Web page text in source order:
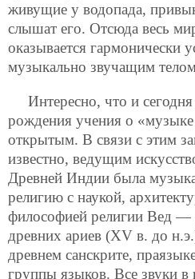
живущие у водопада,
слышат его. Отсюда весь
оказывается гармонически
музыкально звучащим
Интересно, что и
рождения учения о «музыке
открытым. В связи с этим
известно, ведущим
Древней Индии была
религию с наукой,
философией религии Вед —
древних ариев (XV в. до
древнем санскрите,
группы языков. Все звуки в